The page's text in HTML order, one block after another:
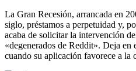
La Gran Recesión, arrancada en
siglo, préstamos a perpetuidad y,
acaba de solicitar la intervención
«degenerados de Reddit». Deja
cuando su aplicación favorece a la